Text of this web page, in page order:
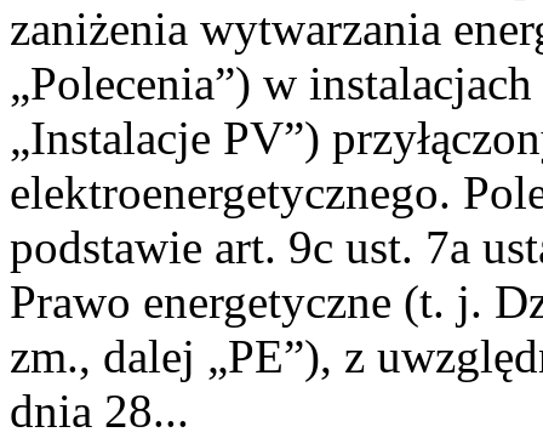
zaniżenia wytwarzania
„Polecenia”) w
„Instalacje PV”)
elektroenergetycznego.
podstawie art. 9c ust. 7a
Prawo energetyczne (t. j.
zm., dalej „PE”), z
dnia 28...